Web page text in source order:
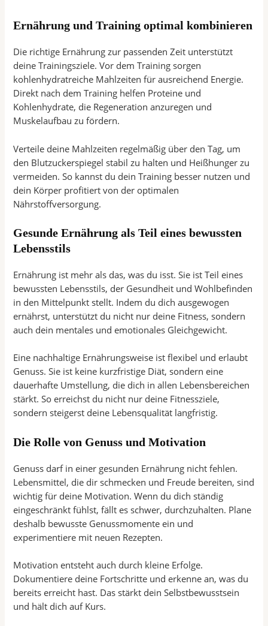
Ernährung und Training optimal kombinieren
Die richtige Ernährung zur passenden Zeit unterstützt
deine Trainingsziele. Vor dem Training sorgen
kohlenhydratreiche Mahlzeiten für ausreichend Energie.
Direkt nach dem Training helfen Proteine und
Kohlenhydrate, die Regeneration anzuregen und
Muskelaufbau zu fördern.
Verteile deine Mahlzeiten regelmäßig über den Tag, um
den Blutzuckerspiegel stabil zu halten und Heißhunger zu
vermeiden. So kannst du dein Training besser nutzen und
dein Körper profitiert von der optimalen
Nährstoffversorgung.
Gesunde Ernährung als Teil eines bewussten
Lebensstils
Ernährung ist mehr als das, was du isst. Sie ist Teil eines
bewussten Lebensstils, der Gesundheit und Wohlbefinden
in den Mittelpunkt stellt. Indem du dich ausgewogen
ernährst, unterstützt du nicht nur deine Fitness, sondern
auch dein mentales und emotionales Gleichgewicht.
Eine nachhaltige Ernährungsweise ist flexibel und erlaubt
Genuss. Sie ist keine kurzfristige Diät, sondern eine
dauerhafte Umstellung, die dich in allen Lebensbereichen
stärkt. So erreichst du nicht nur deine Fitnessziele,
sondern steigerst deine Lebensqualität langfristig.
Die Rolle von Genuss und Motivation
Genuss darf in einer gesunden Ernährung nicht fehlen.
Lebensmittel, die dir schmecken und Freude bereiten, sind
wichtig für deine Motivation. Wenn du dich ständig
eingeschränkt fühlst, fällt es schwer, durchzuhalten. Plane
deshalb bewusste Genussmomente ein und
experimentiere mit neuen Rezepten.
Motivation entsteht auch durch kleine Erfolge.
Dokumentiere deine Fortschritte und erkenne an, was du
bereits erreicht hast. Das stärkt dein Selbstbewusstsein
und hält dich auf Kurs.